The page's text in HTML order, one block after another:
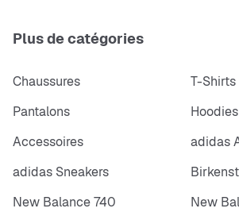
Plus de catégories
Chaussures
T-Shirts
Pantalons
Hoodies
Accessoires
adidas
adidas Sneakers
New Balance 740
New